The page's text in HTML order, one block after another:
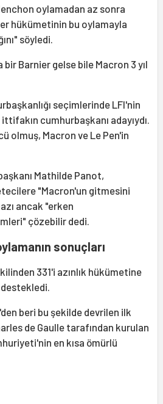
oylamadan az sonra
hükümetinin bu oylamayla
söyledi.
bir Barnier gelse bile Macron 3 yıl
seçimlerinde LFI'nin
cumhurbaşkanı adayıydı.
olmuş, Macron ve Le Pen'in
Mathilde Panot,
"Macron'un gitmesini
ancak "erken
çözebilir dedi.
sonuçları
331'i azınlık hükümetine
beri bu şekilde devrilen ilk
de Gaulle tarafından kurulan
en kısa ömürlü